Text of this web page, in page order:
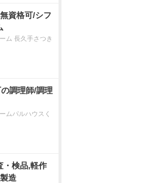
資格可/シフ
ム 長久手さつき
調理師/調理
ムパルハウスく
・検品,軽作
造